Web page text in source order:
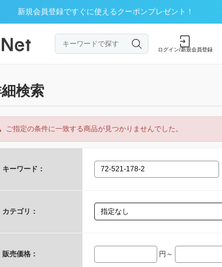
新規会員登録ですぐに使えるクーポンプレゼント！
ログイン/新規会員登録
検索
ご指定の条件に一致する商品が見つかりませんでした。
キーワード：
カテゴリ：
販売価格： 円～